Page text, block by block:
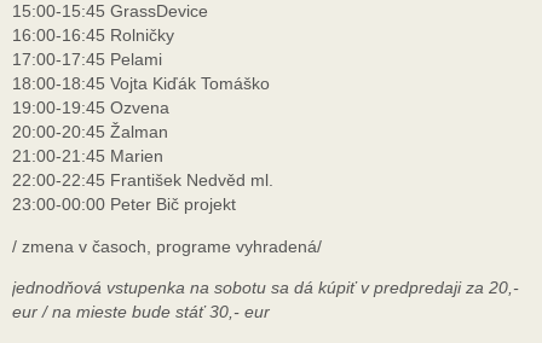
15:00-15:45 GrassDevice
16:00-16:45 Rolničky
17:00-17:45 Pelami
18:00-18:45 Vojta Kiďák Tomáško
19:00-19:45 Ozvena
20:00-20:45 Žalman
21:00-21:45 Marien
22:00-22:45 František Nedvěd ml.
23:00-00:00 Peter Bič projekt
/ zmena v časoch, programe vyhradená/
jednodňová vstupenka na sobotu sa dá kúpiť v predpredaji za 20,-
eur / na mieste bude stáť 30,- eur